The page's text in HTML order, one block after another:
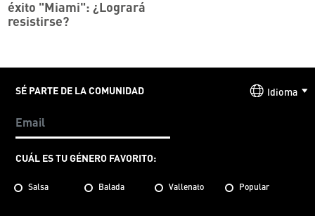
éxito "Miami": ¿Logrará
resistirse?
SÉ PARTE DE LA COMUNIDAD
CUÁL ES TU GÉNERO FAVORITO:
Salsa Balada Vallenato Popular
Idioma